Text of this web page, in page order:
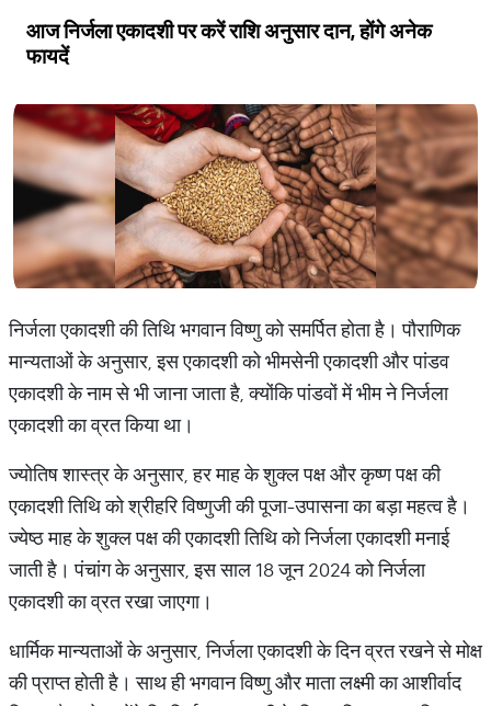
आज निर्जला एकादशी पर करें राशि अनुसार दान, होंगे अनेक
फायदें
निर्जला एकादशी की तिथि भगवान विष्णु को समर्पित होता है। पौराणिक
मान्यताओं के अनुसार, इस एकादशी को भीमसेनी एकादशी और पांडव
एकादशी के नाम से भी जाना जाता है, क्योंकि पांडवों में भीम ने निर्जला
एकादशी का व्रत किया था।
ज्योतिष शास्त्र के अनुसार, हर माह के शुक्ल पक्ष और कृष्ण पक्ष की
एकादशी तिथि को श्रीहरि विष्णुजी की पूजा-उपासना का बड़ा महत्व है।
ज्येष्ठ माह के शुक्ल पक्ष की एकादशी तिथि को निर्जला एकादशी मनाई
जाती है। पंचांग के अनुसार, इस साल 18 जून 2024 को निर्जला
एकादशी का व्रत रखा जाएगा।
धार्मिक मान्यताओं के अनुसार, निर्जला एकादशी के दिन व्रत रखने से मोक्ष
की प्राप्त होती है। साथ ही भगवान विष्णु और माता लक्ष्मी का आशीर्वाद